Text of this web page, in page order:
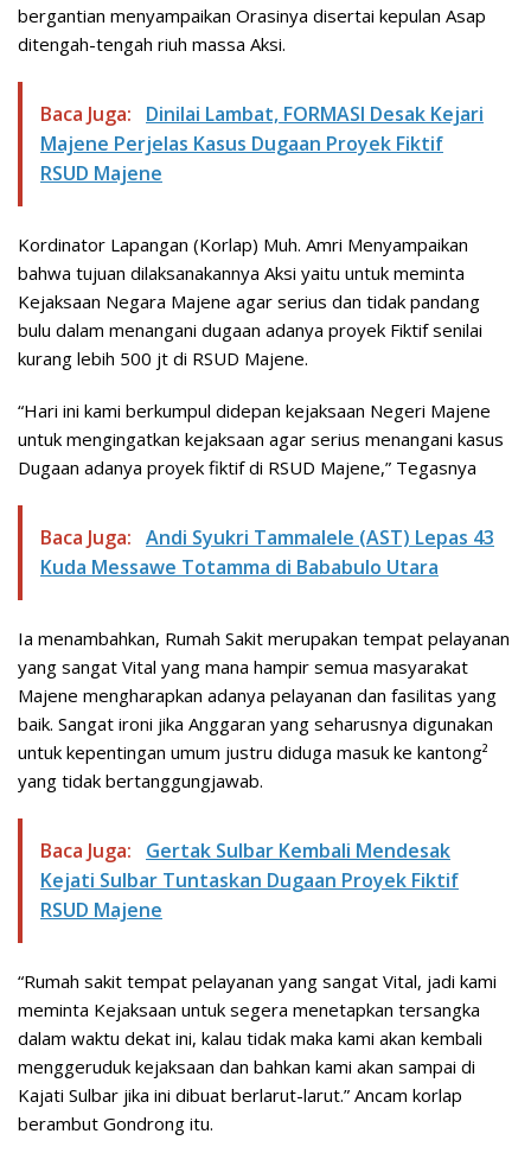
bergantian menyampaikan Orasinya disertai kepulan Asap
ditengah-tengah riuh massa Aksi.
Baca Juga:
Dinilai Lambat, FORMASI Desak Kejari
Majene Perjelas Kasus Dugaan Proyek Fiktif
RSUD Majene
Kordinator Lapangan (Korlap) Muh. Amri Menyampaikan
bahwa tujuan dilaksanakannya Aksi yaitu untuk meminta
Kejaksaan Negara Majene agar serius dan tidak pandang
bulu dalam menangani dugaan adanya proyek Fiktif senilai
kurang lebih 500 jt di RSUD Majene.
“Hari ini kami berkumpul didepan kejaksaan Negeri Majene
untuk mengingatkan kejaksaan agar serius menangani kasus
Dugaan adanya proyek fiktif di RSUD Majene,” Tegasnya
Baca Juga: Andi Syukri Tammalele (AST) Lepas 43
Kuda Messawe Totamma di Bababulo Utara
Ia menambahkan, Rumah Sakit merupakan tempat pelayanan
yang sangat Vital yang mana hampir semua masyarakat
Majene mengharapkan adanya pelayanan dan fasilitas yang
baik. Sangat ironi jika Anggaran yang seharusnya digunakan
untuk kepentingan umum justru diduga masuk ke kantong²
yang tidak bertanggungjawab.
Baca Juga:
Gertak Sulbar Kembali Mendesak
Kejati Sulbar Tuntaskan Dugaan Proyek Fiktif
RSUD Majene
“Rumah sakit tempat pelayanan yang sangat Vital, jadi kami
meminta Kejaksaan untuk segera menetapkan tersangka
dalam waktu dekat ini, kalau tidak maka kami akan kembali
menggeruduk kejaksaan dan bahkan kami akan sampai di
Kajati Sulbar jika ini dibuat berlarut-larut.” Ancam korlap
berambut Gondrong itu.